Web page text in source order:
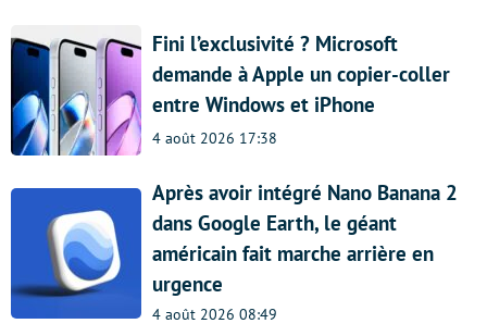
Fini l’exclusivité ? Microsoft
demande à Apple un copier-coller
entre Windows et iPhone
4 août 2026 17:38
Après avoir intégré Nano Banana 2
dans Google Earth, le géant
américain fait marche arrière en
urgence
4 août 2026 08:49